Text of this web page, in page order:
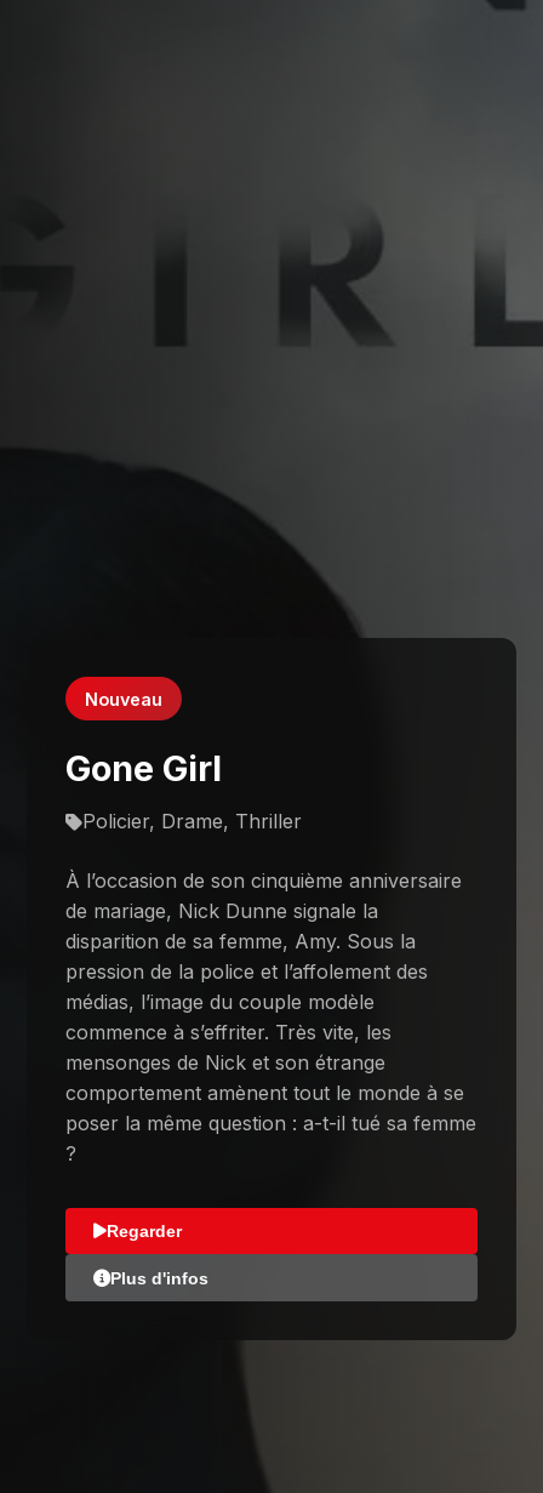
Nouveau
Gone Girl
Policier, Drame, Thriller
À l’occasion de son cinquième anniversaire
de mariage, Nick Dunne signale la
disparition de sa femme, Amy. Sous la
pression de la police et l’affolement des
médias, l’image du couple modèle
commence à s’effriter. Très vite, les
mensonges de Nick et son étrange
comportement amènent tout le monde à se
poser la même question : a-t-il tué sa femme
?
Regarder
Plus d'infos